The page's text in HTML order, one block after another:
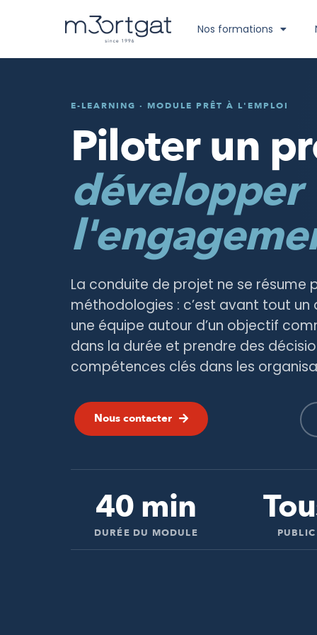
Nos formations
E-LEARNING · MODULE PRÊT À L'EMPLOI
Piloter un
développer
La conduite de projet ne se résume
méthodologies : c’est avant tout
une équipe autour d’un objectif
dans la durée et prendre des
compétences clés dans les
Nous contacter
40 min
DURÉE DU MODULE PUBLIC